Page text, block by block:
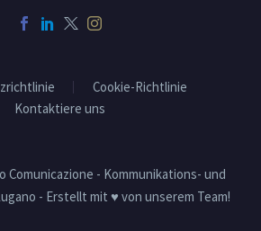
Cookie-Richtlinie
Kontaktiere uns
Comunicazione - Kommunikations- und
- Erstellt mit ♥ von unserem Team!